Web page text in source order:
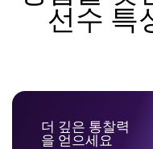
선수 특
더 깊은 통찰력
을 얻으세요